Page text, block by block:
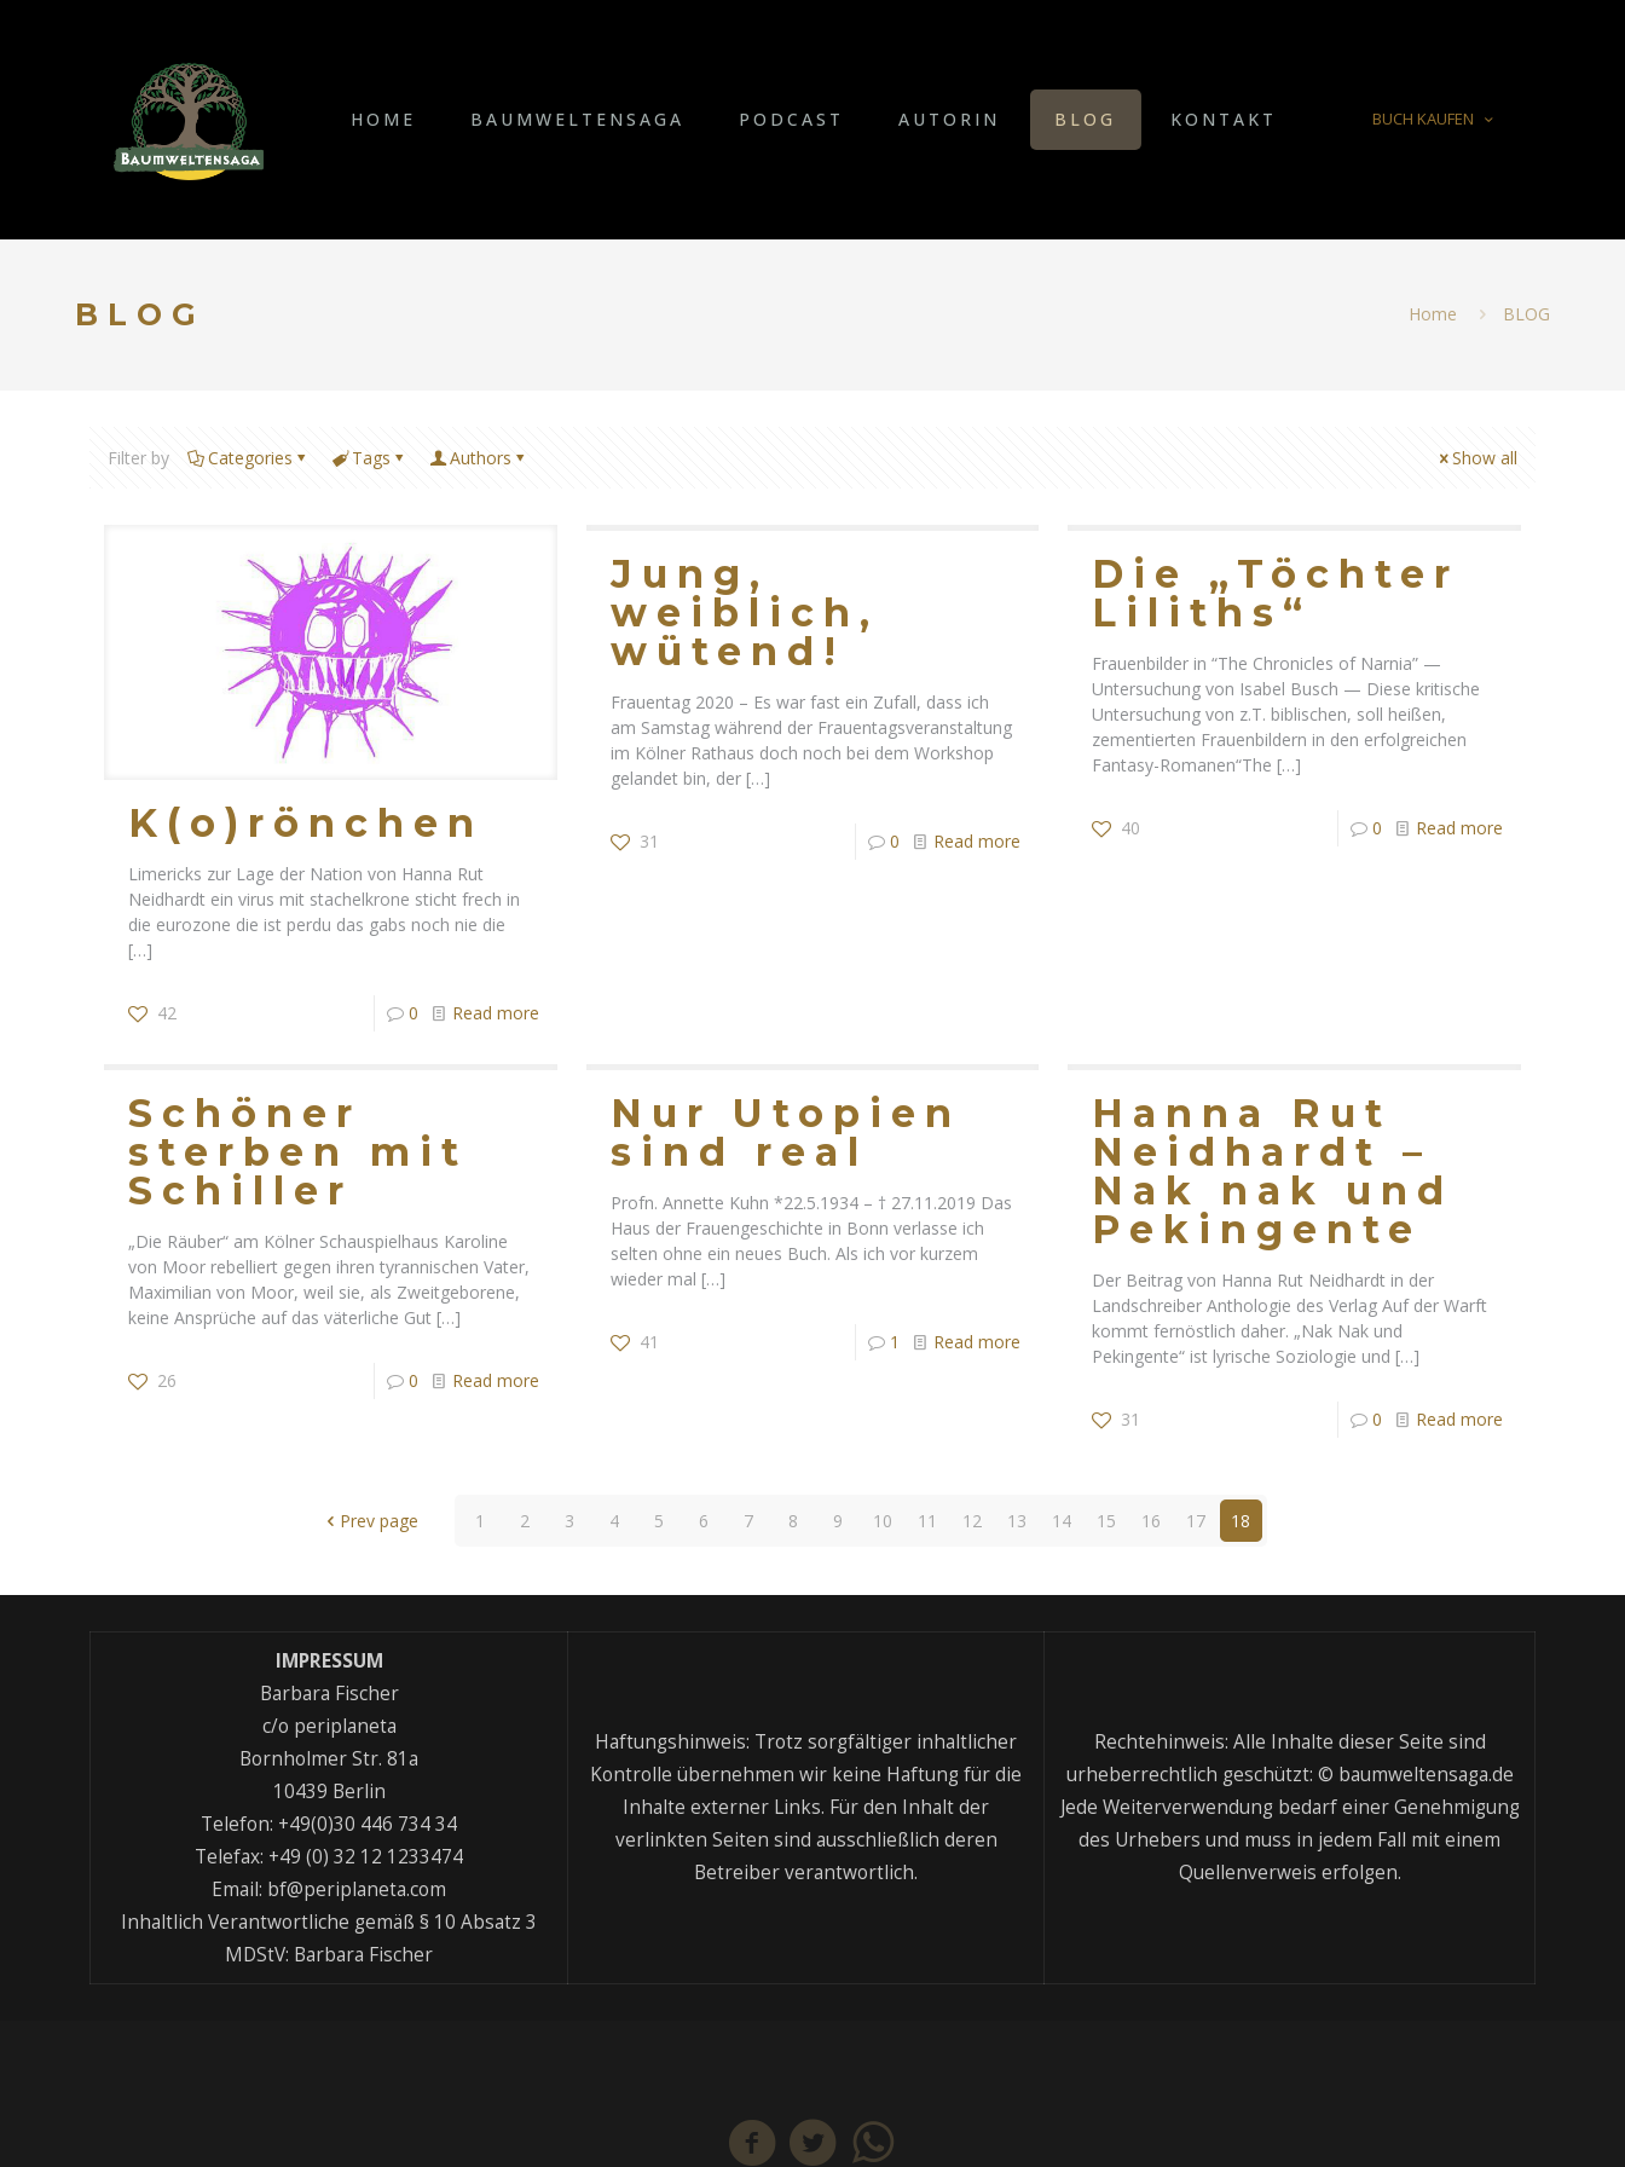
HOME BAUMWELTENSAGA PODCAST AUTORIN BLOG KONTAKT BUCH KAUFEN
BLOG Home BLOG
Filter by Categories Tags Authors Show all
K(o)rönchen
Limericks zur Lage der Nation von Hanna Rut
Neidhardt ein virus mit stachelkrone sticht frech in
die eurozone die ist perdu das gabs noch nie die
[…]
42 0 Read more
Jung,
weiblich,
wütend!
Frauentag 2020 – Es war fast ein Zufall, dass ich
am Samstag während der Frauentagsveranstaltung
im Kölner Rathaus doch noch bei dem Workshop
gelandet bin, der[…]
31 0 Read more
Die „Töchter
Liliths“
Frauenbilder in “The Chronicles of Narnia” —
Untersuchung von Isabel Busch — Diese kritische
Untersuchung von z.T. biblischen, soll heißen,
zementierten Frauenbildern in den erfolgreichen
Fantasy-Romanen“The […]
40 0 Read more
Schöner
sterben mit
Schiller
„Die Räuber“ am Kölner Schauspielhaus Karoline
von Moor rebelliert gegen ihren tyrannischen Vater,
Maximilian von Moor, weil sie, als Zweitgeborene,
keine Ansprüche auf das väterliche Gut […]
26 0 Read more
Nur Utopien
sind real
Profn. Annette Kuhn *22.5.1934 – † 27.11.2019 Das
Haus der Frauengeschichte in Bonn verlasse ich
selten ohne ein neues Buch. Als ich vor kurzem
wieder mal […]
41 1 Read more
Hanna Rut
Neidhardt –
Nak nak und
Pekingente
Der Beitrag von Hanna Rut Neidhardt in der
Landschreiber Anthologie des Verlag Auf der Warft
kommt fernöstlich daher. „Nak Nak und
Pekingente“ ist lyrische Soziologie und […]
31 0 Read more
Prev page 1 2 3 4 5 6 7 8 9 10 11 12 13 14 15 16 17 18
IMPRESSUM
Barbara Fischer
c/o periplaneta
Bornholmer Str. 81a
10439 Berlin
Telefon: +49(0)30 446 734 34
Telefax: +49 (0) 32 12 1233474
Email: bf@periplaneta.com
Inhaltlich Verantwortliche gemäß § 10 Absatz 3
MDStV: Barbara Fischer
Haftungshinweis: Trotz sorgfältiger inhaltlicher
Kontrolle übernehmen wir keine Haftung für die
Inhalte externer Links. Für den Inhalt der
verlinkten Seiten sind ausschließlich deren
Betreiber verantwortlich.
Rechtehinweis: Alle Inhalte dieser Seite sind
urheberrechtlich geschützt: © baumweltensaga.de
Jede Weiterverwendung bedarf einer Genehmigung
des Urhebers und muss in jedem Fall mit einem
Quellenverweis erfolgen.